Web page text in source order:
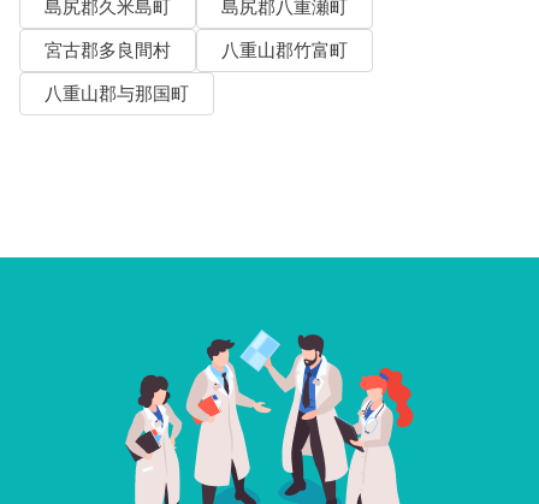
島尻郡久米島町
島尻郡八重瀬町
宮古郡多良間村
八重山郡竹富町
八重山郡与那国町